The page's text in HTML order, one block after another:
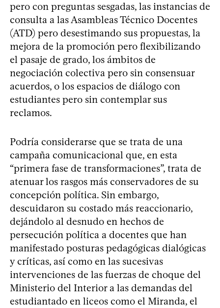
pero con preguntas sesgadas, las instancias de
consulta a las Asambleas Técnico Docentes
(ATD) pero desestimando sus propuestas, la
mejora de la promoción pero flexibilizando
el pasaje de grado, los ámbitos de
negociación colectiva pero sin consensuar
acuerdos, o los espacios de diálogo con
estudiantes pero sin contemplar sus
reclamos.
Podría considerarse que se trata de una
campaña comunicacional que, en esta
“primera fase de transformaciones”, trata de
atenuar los rasgos más conservadores de su
concepción política. Sin embargo,
descuidaron su costado más reaccionario,
dejándolo al desnudo en hechos de
persecución política a docentes que han
manifestado posturas pedagógicas dialógicas
y críticas, así como en las sucesivas
intervenciones de las fuerzas de choque del
Ministerio del Interior a las demandas del
estudiantado en liceos como el Miranda, el